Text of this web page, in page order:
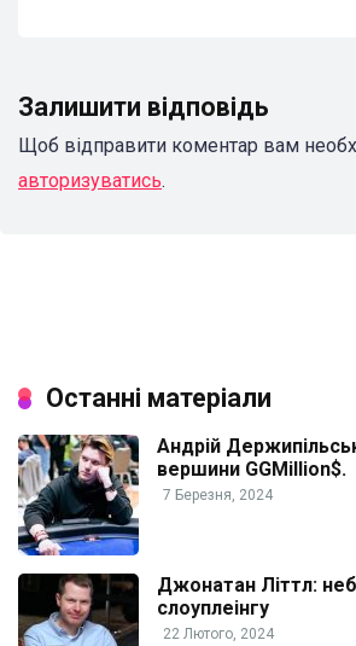
Залишити відповідь
Щоб відправити коментар вам
авторизуватись.
Останні матеріали
Андрій
вершини GGMillion$.
7 Березня, 2024
Джонатан Літтл:
слоуплеінгу
22 Лютого, 2024